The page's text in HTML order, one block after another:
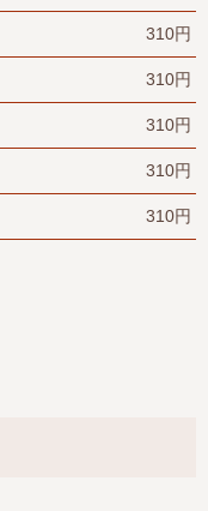
310円
310円
310円
310円
310円